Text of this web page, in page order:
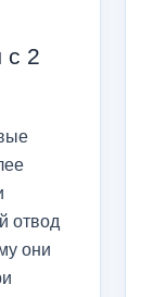
с 2
отвод
они